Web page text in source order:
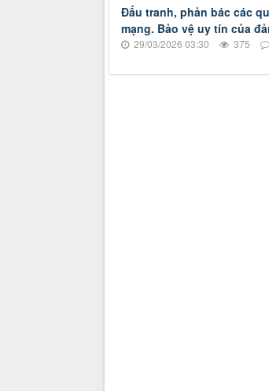
Đấu tranh, phản bác các
mạng. Bảo vệ uy tín của
29/03/2026 03:30 375